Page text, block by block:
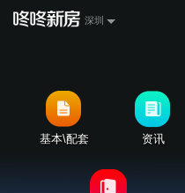
深圳
基本\配套 资讯